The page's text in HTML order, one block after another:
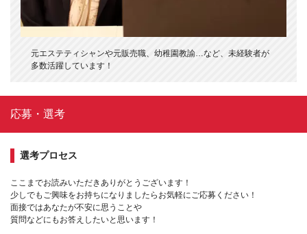
元エステティシャンや元販売職、幼稚園教諭…など、未経験者が
多数活躍しています！
応募・選考
選考プロセス
ここまでお読みいただきありがとうございます！
少しでもご興味をお持ちになりましたらお気軽にご応募ください！
面接ではあなたが不安に思うことや
質問などにもお答えしたいと思います！